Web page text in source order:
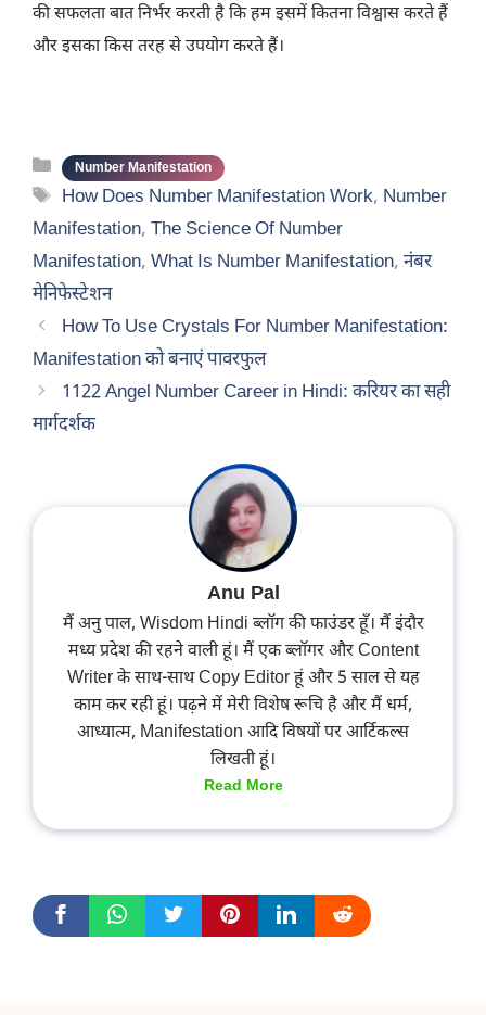
की सफलता बात निर्भर करती है कि हम इसमें कितना विश्वास करते हैं
और इसका किस तरह से उपयोग करते हैं।
Categories
Number Manifestation
Tags
How Does Number Manifestation Work, Number
Manifestation, The Science Of Number
Manifestation, What Is Number Manifestation, नंबर
मेनिफेस्टेशन
How To Use Crystals For Number Manifestation:
Manifestation को बनाएं पावरफुल
1122 Angel Number Career in Hindi: करियर का सही
मार्गदर्शक
Anu Pal
मैं अनु पाल, Wisdom Hindi ब्लॉग की फाउंडर हूँ। मैं इंदौर
मध्य प्रदेश की रहने वाली हूं। मैं एक ब्लॉगर और Content
Writer के साथ-साथ Copy Editor हूं और 5 साल से यह
काम कर रही हूं। पढ़ने में मेरी विशेष रूचि है और मैं धर्म,
आध्यात्म, Manifestation आदि विषयों पर आर्टिकल्स
लिखती हूं।
Read More